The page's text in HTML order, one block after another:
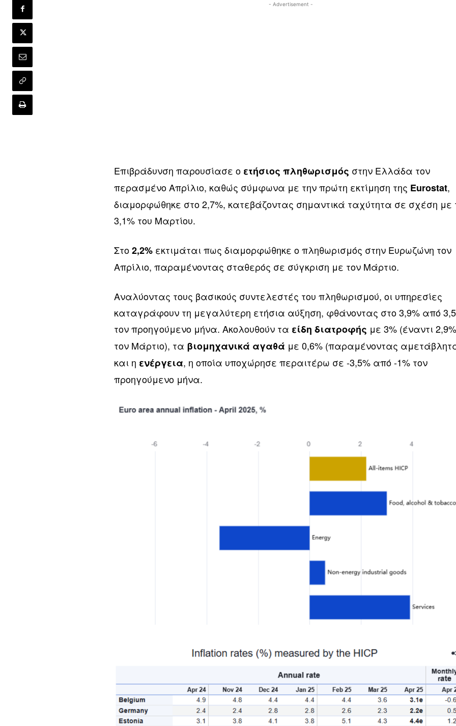
- Advertisement -
Επιβράδυνση παρουσίασε ο ετήσιος πληθωρισμός στην Ελλάδα τον
περασμένο Απρίλιο, καθώς σύμφωνα με την πρώτη εκτίμηση της Eurostat,
διαμορφώθηκε στο 2,7%, κατεβάζοντας σημαντικά ταχύτητα σε σχέση με
3,1% του Μαρτίου.
Στο2,2% εκτιμάται πως διαμορφώθηκε ο πληθωρισμός στην Ευρωζώνη τον
Απρίλιο, παραμένοντας σταθερός σε σύγκριση με τον Μάρτιο.
Αναλύοντας τους βασικούς συντελεστές του πληθωρισμού, οι υπηρεσίες
καταγράφουν τη μεγαλύτερη ετήσια αύξηση, φθάνοντας στο 3,9% από
τον προηγούμενο μήνα. Ακολουθούν τα είδη διατροφής με 3% (έναντι
τον Μάρτιο), τα βιομηχανικά αγαθά με 0,6% (παραμένοντας
και η ενέργεια, η οποία υποχώρησε περαιτέρω σε -3,5% από -1% τον
προηγούμενο μήνα.